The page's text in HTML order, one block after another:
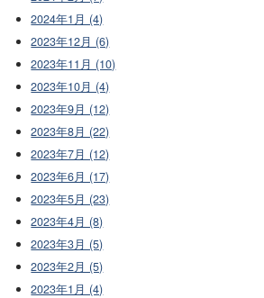
2024年1月 (4)
2023年12月 (6)
2023年11月 (10)
2023年10月 (4)
2023年9月 (12)
2023年8月 (22)
2023年7月 (12)
2023年6月 (17)
2023年5月 (23)
2023年4月 (8)
2023年3月 (5)
2023年2月 (5)
2023年1月 (4)